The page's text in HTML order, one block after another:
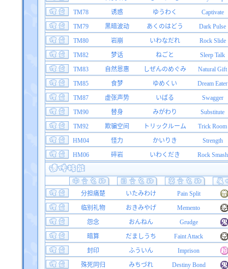
TM78
诱惑 ゆうわく
Captivate
TM79
黑暗波动 あくのはどう
Dark Pulse
TM80
岩崩 いわなだれ
Rock Slide
TM82
梦话 ねごと
Sleep Talk
TM83
自然恩惠 しぜんのめぐみ
Natural Gift
TM85
食梦 ゆめくい
Dream Eater
TM87
虚张声势 いばる
Swagger
TM90
替身 みがわり
Substitute
TM92
欺骗空间 トリックルーム
Trick Room
HM04
怪力 かいりき
Strength
HM06
碎岩 いわくだき Rock Smash
分担痛楚 いたみわけ
Pain Split
临别礼物
おきみやげ
Memento
怨念
おんねん
Grudge
暗算
だましうち
Faint Attack
封印
ふういん
Imprison
殊死同归
みちづれ
Destiny Bond